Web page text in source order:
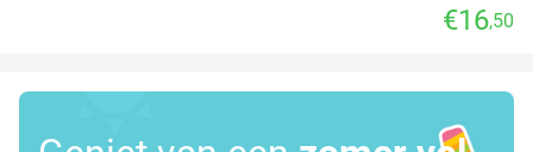
€16,50